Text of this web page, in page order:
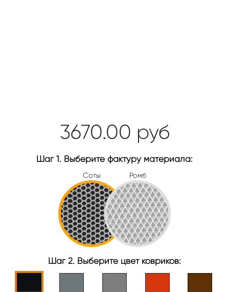
3670.00 руб
Шаг 1. Выберите фактуру материала:
Соты Ромб
Шаг 2. Выберите цвет ковриков: